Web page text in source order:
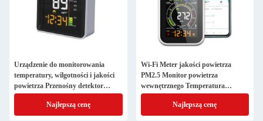
Urządzenie do monitorowania
temperatury, wilgotności i jakości
powietrza Przenośny detektor
PM2.5 do cyfrowego wyświetlacza
Najlepszą cenę
Wi-Fi Meter jakości powietrza
PM2.5 Monitor powietrza
wewnętrznego Temperatura
wilgotność 400ppm - 5000ppm
Najlepszą cenę